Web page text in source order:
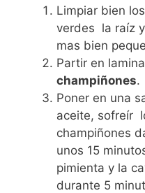
Limpiar bien los
verdes la raíz
mas bien
Partir en
champiñones.
Poner en una
aceite, sofreír
champiñones
unos 15
pimienta y la
durante 5